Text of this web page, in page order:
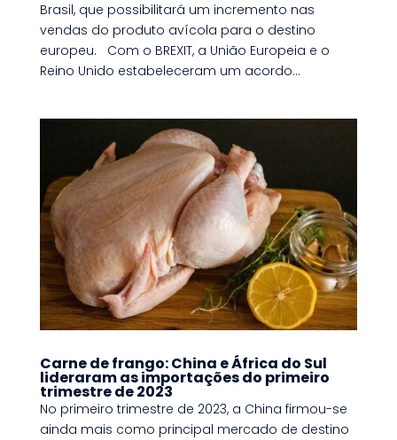
Brasil, que possibilitará um incremento nas
vendas do produto avícola para o destino
europeu. Com o BREXIT, a União Europeia e o
Reino Unido estabeleceram um acordo...
Carne de frango: China e África do Sul
lideraram as importações do primeiro
trimestre de 2023
No primeiro trimestre de 2023, a China firmou-se
ainda mais como principal mercado de destino